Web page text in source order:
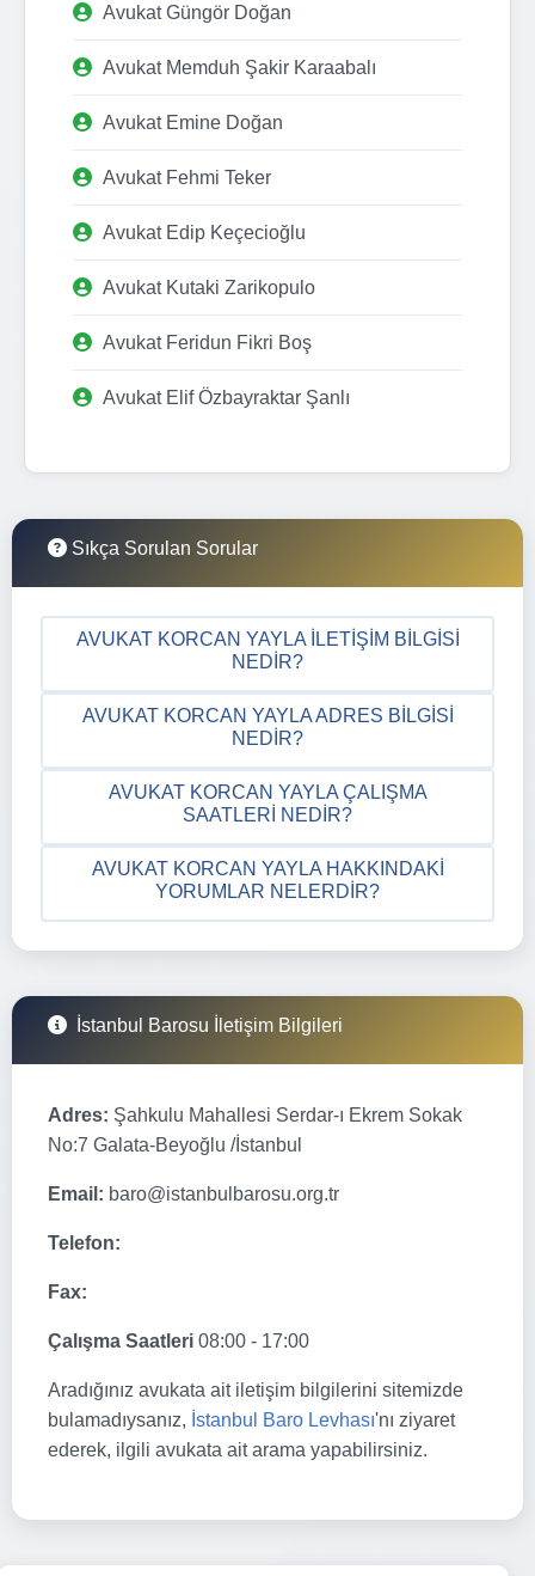
Avukat Güngör Doğan
Avukat Memduh Şakir Karaabalı
Avukat Emine Doğan
Avukat Fehmi Teker
Avukat Edip Keçecioğlu
Avukat Kutaki Zarikopulo
Avukat Feridun Fikri Boş
Avukat Elif Özbayraktar Şanlı
Sıkça Sorulan Sorular
AVUKAT KORCAN YAYLA İLETIŞIM BILGISI
NEDIR?
AVUKAT KORCAN YAYLA ADRES BILGISI
NEDIR?
AVUKAT KORCAN YAYLA ÇALIŞMA
SAATLERI NEDIR?
AVUKAT KORCAN YAYLA HAKKINDAKI
YORUMLAR NELERDIR?
İstanbul Barosu İletişim Bilgileri
Adres: Şahkulu Mahallesi Serdar-ı Ekrem Sokak
No:7 Galata-Beyoğlu /İstanbul
Email: baro@istanbulbarosu.org.tr
Telefon:
Fax:
Çalışma Saatleri 08:00 - 17:00
Aradığınız avukata ait iletişim bilgilerini sitemizde
bulamadıysanız, İstanbul Baro Levhası'nı ziyaret
ederek, ilgili avukata ait arama yapabilirsiniz.